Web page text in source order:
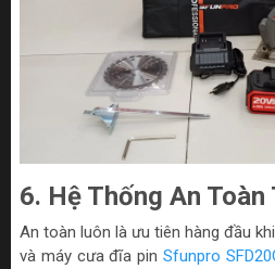
6. Hệ Thống An Toàn
An toàn luôn là ưu tiên hàng đầu
và máy cưa đĩa pin Sfunpro